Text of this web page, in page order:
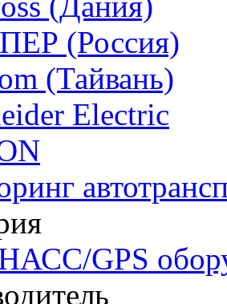
(Россия)
(Тайвань)
Electric
GPS